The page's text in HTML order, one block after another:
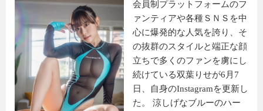
会員制プラットフォームのフ
ァンティアや各種ＳＮＳを中
心に爆発的な人気を誇り、そ
の抜群のスタイルと端正な顔
立ちで多くのファンを虜にし
続けている双葉りせが6月7
日、自身のInstagramを更新し
た。 涼しげなブルーのハー